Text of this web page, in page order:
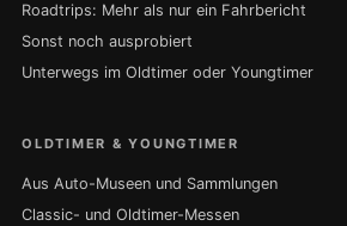
Roadtrips: Mehr als nur ein Fahrbericht
Sonst noch ausprobiert
Unterwegs im Oldtimer oder Youngtimer
OLDTIMER & YOUNGTIMER
Aus Auto-Museen und Sammlungen
Classic- und Oldtimer-Messen